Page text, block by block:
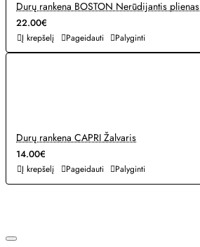
Durų rankena BOSTON Nerūdijantis plienas
22.00€
Į krepšelį Pageidauti Palyginti
Durų rankena CAPRI Žalvaris
14.00€
Į krepšelį Pageidauti Palyginti